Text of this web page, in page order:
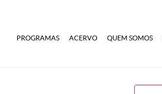
PROGRAMAS ACERVO QUEM SOMOS